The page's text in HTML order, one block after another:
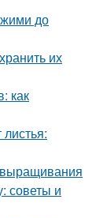
до
их
как
советы и